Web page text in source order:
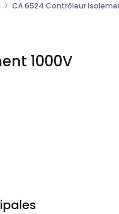
CA 6524 Contrôleur
1000V